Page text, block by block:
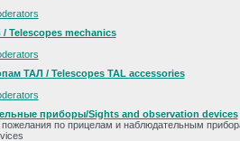
Telescopes mechanics
ТАЛ / Telescopes TAL accessories
приборы/Sights and observation devices
по прицелам и наблюдательным